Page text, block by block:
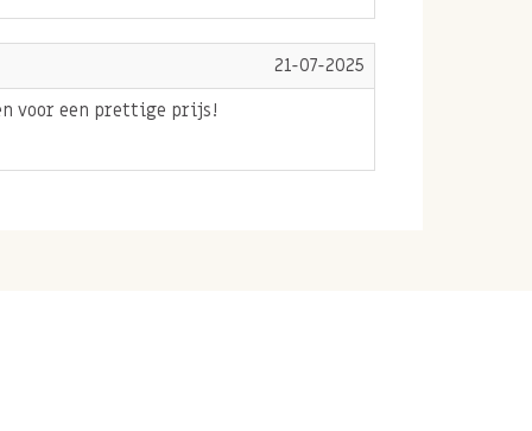
21-07-2025
voor een prettige prijs!